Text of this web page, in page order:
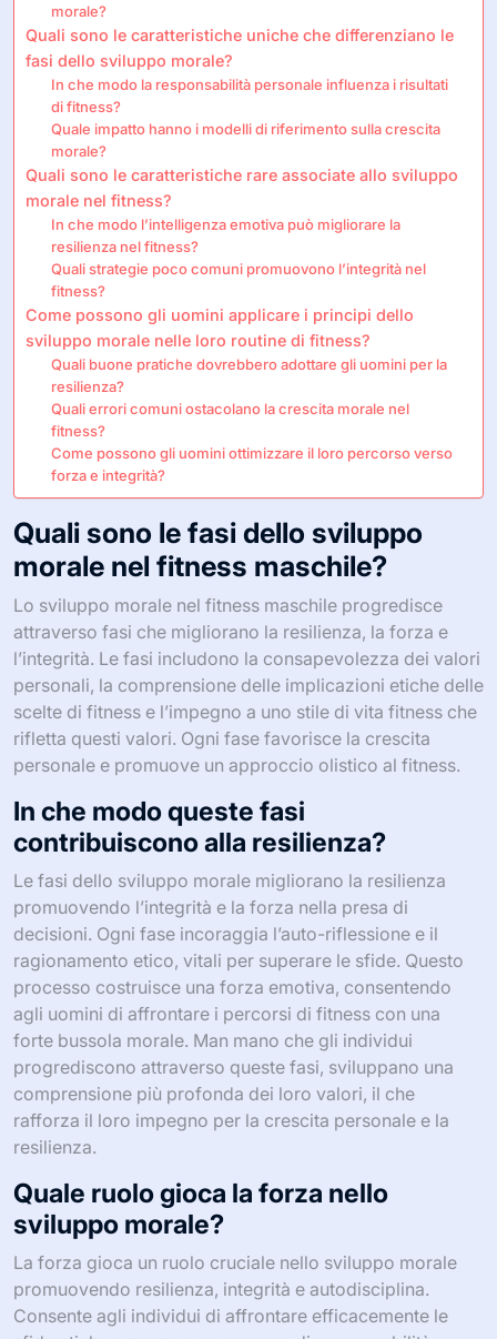
morale?
Quali sono le caratteristiche uniche che differenziano le
fasi dello sviluppo morale?
In che modo la responsabilità personale influenza i risultati
di fitness?
Quale impatto hanno i modelli di riferimento sulla crescita
morale?
Quali sono le caratteristiche rare associate allo sviluppo
morale nel fitness?
In che modo l’intelligenza emotiva può migliorare la
resilienza nel fitness?
Quali strategie poco comuni promuovono l’integrità nel
fitness?
Come possono gli uomini applicare i principi dello
sviluppo morale nelle loro routine di fitness?
Quali buone pratiche dovrebbero adottare gli uomini per la
resilienza?
Quali errori comuni ostacolano la crescita morale nel
fitness?
Come possono gli uomini ottimizzare il loro percorso verso
forza e integrità?
Quali sono le fasi dello sviluppo
morale nel fitness maschile?
Lo sviluppo morale nel fitness maschile progredisce
attraverso fasi che migliorano la resilienza, la forza e
l’integrità. Le fasi includono la consapevolezza dei valori
personali, la comprensione delle implicazioni etiche delle
scelte di fitness e l’impegno a uno stile di vita fitness che
rifletta questi valori. Ogni fase favorisce la crescita
personale e promuove un approccio olistico al fitness.
In che modo queste fasi
contribuiscono alla resilienza?
Le fasi dello sviluppo morale migliorano la resilienza
promuovendo l’integrità e la forza nella presa di
decisioni. Ogni fase incoraggia l’auto-riflessione e il
ragionamento etico, vitali per superare le sfide. Questo
processo costruisce una forza emotiva, consentendo
agli uomini di affrontare i percorsi di fitness con una
forte bussola morale. Man mano che gli individui
progrediscono attraverso queste fasi, sviluppano una
comprensione più profonda dei loro valori, il che
rafforza il loro impegno per la crescita personale e la
resilienza.
Quale ruolo gioca la forza nello
sviluppo morale?
La forza gioca un ruolo cruciale nello sviluppo morale
promuovendo resilienza, integrità e autodisciplina.
Consente agli individui di affrontare efficacemente le